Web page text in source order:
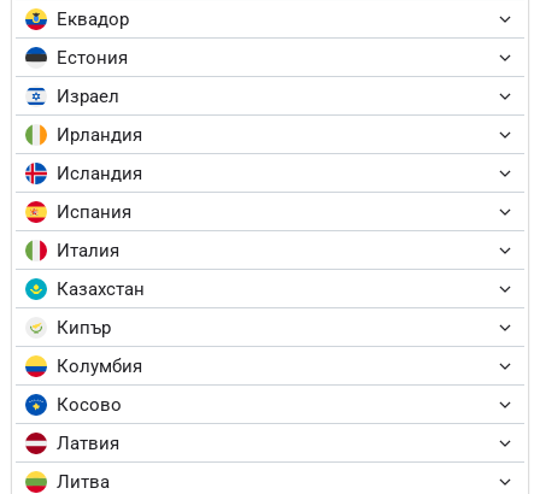
Еквадор
Естония
Израел
Ирландия
Исландия
Испания
Италия
Казахстан
Кипър
Колумбия
Косово
Латвия
Литва